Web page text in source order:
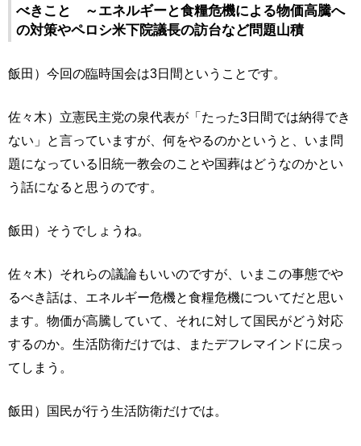
べきこと ～エネルギーと食糧危機による物価高騰へ
の対策やペロシ米下院議長の訪台など問題山積
飯田）今回の臨時国会は3日間ということです。
佐々木）立憲民主党の泉代表が「たった3日間では納得でき
ない」と言っていますが、何をやるのかというと、いま問
題になっている旧統一教会のことや国葬はどうなのかとい
う話になると思うのです。
飯田）そうでしょうね。
佐々木）それらの議論もいいのですが、いまこの事態でや
るべき話は、エネルギー危機と食糧危機についてだと思い
ます。物価が高騰していて、それに対して国民がどう対応
するのか。生活防衛だけでは、またデフレマインドに戻っ
てしまう。
飯田）国民が行う生活防衛だけでは。